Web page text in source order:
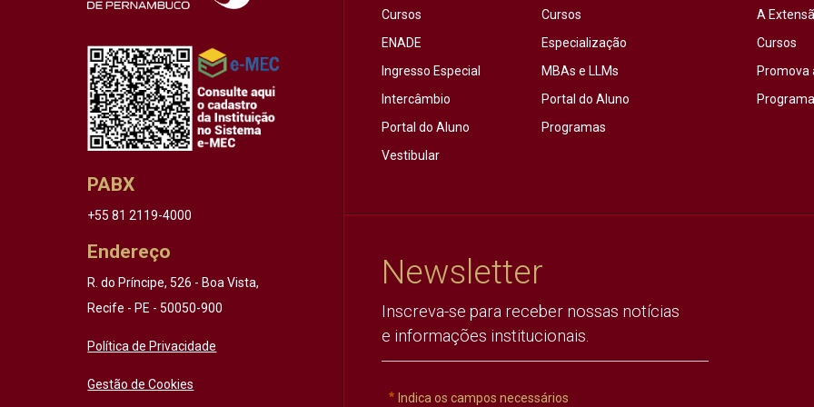
PABX
+55 81 2119-4000
Endereço
R. do Príncipe, 526 - Boa Vista,
Recife - PE - 50050-900
Política de Privacidade
Gestão de Cookies
Cursos
ENADE
Ingresso Especial
Intercâmbio
Portal do Aluno
Vestibular
Cursos
Especialização
MBAs e LLMs
Portal do Aluno
Programas
A
Cursos
Promova
Newsletter
Inscreva-se para receber nossas notícias
e informações institucionais.
Indica os campos necessários